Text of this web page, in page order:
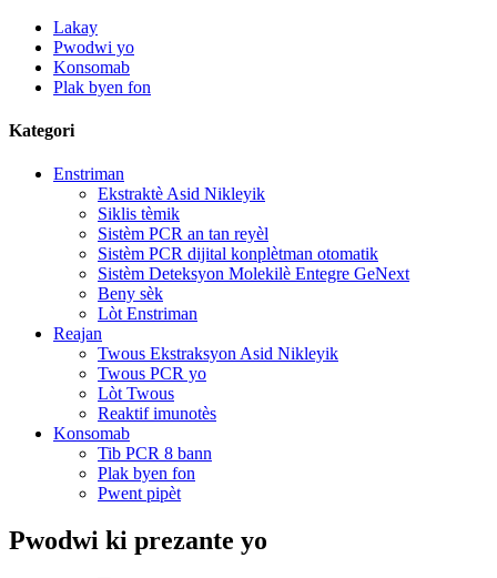
Lakay
Pwodwi yo
Konsomab
Plak byen fon
Kategori
Enstriman
Ekstraktè Asid Nikleyik
Siklis tèmik
Sistèm PCR an tan reyèl
Sistèm PCR dijital konplètman otomatik
Sistèm Deteksyon Molekilè Entegre GeNext
Beny sèk
Lòt Enstriman
Reajan
Twous Ekstraksyon Asid Nikleyik
Twous PCR yo
Lòt Twous
Reaktif imunotès
Konsomab
Tib PCR 8 bann
Plak byen fon
Pwent pipèt
Pwodwi ki prezante yo